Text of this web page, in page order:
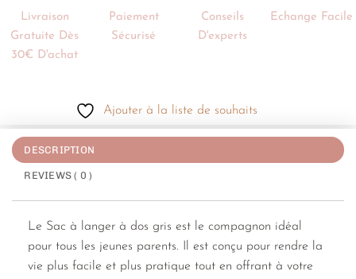
Livraison
Gratuite Dès
30€ D'achat
Paiement
Sécurisé
Conseils
D'experts
Echange Facile
Ajouter à la liste de souhaits
DESCRIPTION
REVIEWS ( 0 )
Le Sac à langer à dos gris est le compagnon idéal
pour tous les jeunes parents. Il est conçu pour rendre la
vie plus facile et plus pratique tout en offrant à votre